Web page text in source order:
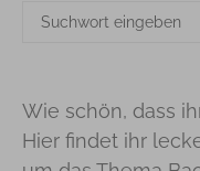
SUCHE
Wie schön, dass
Hier findet ihr